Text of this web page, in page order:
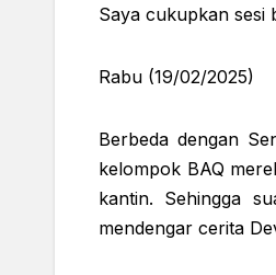
Saya cukupkan sesi
Rabu (19/02/2025)
Berbeda dengan
kelompok BAQ
kantin. Sehingga
mendengar cerita